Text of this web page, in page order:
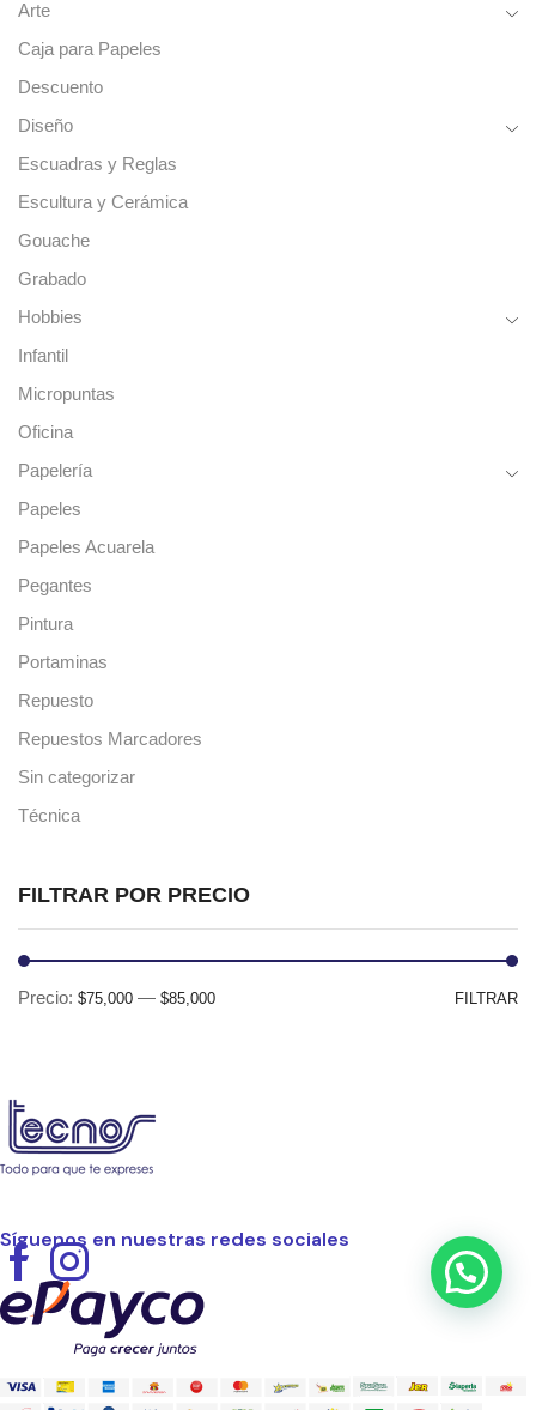
Arte
Caja para Papeles
Descuento
Diseño
Escuadras y Reglas
Escultura y Cerámica
Gouache
Grabado
Hobbies
Infantil
Micropuntas
Oficina
Papelería
Papeles
Papeles Acuarela
Pegantes
Pintura
Portaminas
Repuesto
Repuestos Marcadores
Sin categorizar
Técnica
FILTRAR POR PRECIO
FILTRAR
Precio: $75,000 — $85,000
Síguenos en nuestras redes sociales
Facebook
Instagram